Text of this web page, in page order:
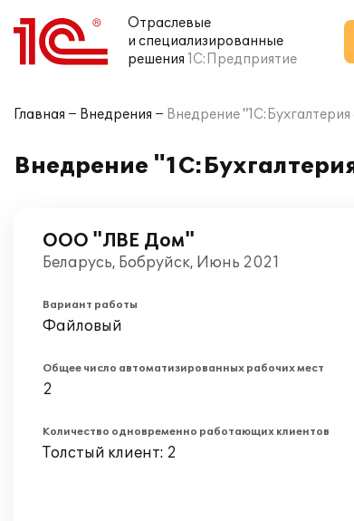
Отраслевые
и специализированные
решения 1С:Предприятие
Главная Внедрения Внедрение
Внедрение
ООО "ЛВЕ Дом"
Беларусь, Бобруйск, Июнь 2021
Вариант работы
Файловый
Общее число автоматизированных рабочих мест
2
Количество одновременно работающих клиентов
Толстый клиент: 2